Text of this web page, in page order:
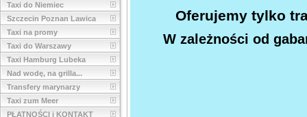
Taxi do Niemiec
Szczecin Poznan Lawica
Taxi na promy
Taxi do Warszawy
Taxi Hamburg Lubeka
Nad wodę, na grilla...
Transfery marynarzy
Taxi zum Meer
PŁATNOŚCI i KONTAKT
Oferujemy tylko
W zależności od